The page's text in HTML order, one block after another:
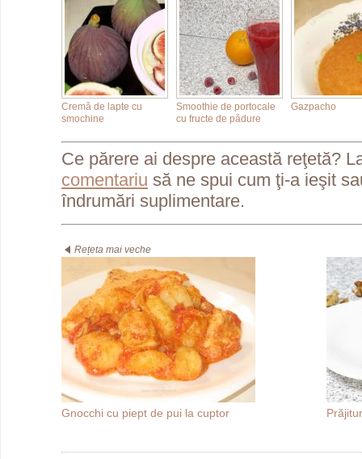
Cremă de lapte cu
smochine
Smoothie de portocale
cu fructe de pădure
Gazpacho
Ce părere ai despre această reţetă?
comentariu să ne spui cum ţi-a ieşit
îndrumări suplimentare.
Rețeta mai veche
Gnocchi cu piept de pui la cuptor